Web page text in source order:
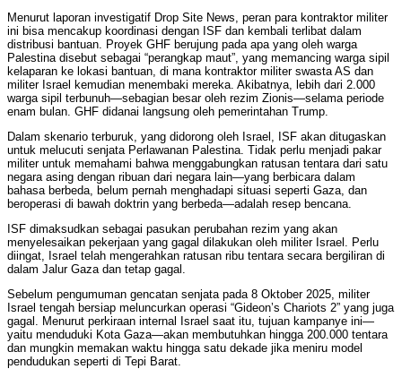
Menurut laporan investigatif Drop Site News, peran para kontraktor militer
ini bisa mencakup koordinasi dengan ISF dan kembali terlibat dalam
distribusi bantuan. Proyek GHF berujung pada apa yang oleh warga
Palestina disebut sebagai “perangkap maut”, yang memancing warga sipil
kelaparan ke lokasi bantuan, di mana kontraktor militer swasta AS dan
militer Israel kemudian menembaki mereka. Akibatnya, lebih dari 2.000
warga sipil terbunuh—sebagian besar oleh rezim Zionis—selama periode
enam bulan. GHF didanai langsung oleh pemerintahan Trump.
Dalam skenario terburuk, yang didorong oleh Israel, ISF akan ditugaskan
untuk melucuti senjata Perlawanan Palestina. Tidak perlu menjadi pakar
militer untuk memahami bahwa menggabungkan ratusan tentara dari satu
negara asing dengan ribuan dari negara lain—yang berbicara dalam
bahasa berbeda, belum pernah menghadapi situasi seperti Gaza, dan
beroperasi di bawah doktrin yang berbeda—adalah resep bencana.
ISF dimaksudkan sebagai pasukan perubahan rezim yang akan
menyelesaikan pekerjaan yang gagal dilakukan oleh militer Israel. Perlu
diingat, Israel telah mengerahkan ratusan ribu tentara secara bergiliran di
dalam Jalur Gaza dan tetap gagal.
Sebelum pengumuman gencatan senjata pada 8 Oktober 2025, militer
Israel tengah bersiap meluncurkan operasi “Gideon’s Chariots 2” yang juga
gagal. Menurut perkiraan internal Israel saat itu, tujuan kampanye ini—
yaitu menduduki Kota Gaza—akan membutuhkan hingga 200.000 tentara
dan mungkin memakan waktu hingga satu dekade jika meniru model
pendudukan seperti di Tepi Barat.